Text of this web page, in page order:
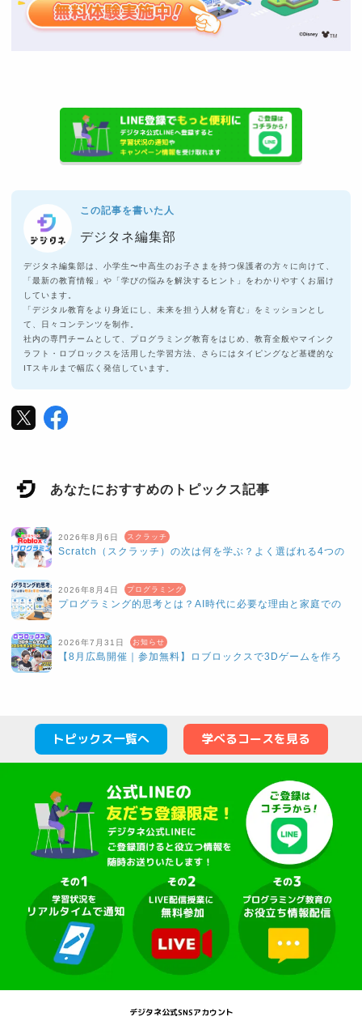
この記事を書いた人
デジタネ編集部
デジタネ編集部は、小学生〜中高生のお子さまを持つ保護者の方々に向けて、
「最新の教育情報」や「学びの悩みを解決するヒント」をわかりやすくお届け
しています。
「デジタル教育をより身近にし、未来を担う人材を育む」をミッションとし
て、日々コンテンツを制作。
社内の専門チームとして、プログラミング教育をはじめ、教育全般やマインク
ラフト・ロブロックスを活用した学習方法、さらにはタイピングなど基礎的な
ITスキルまで幅広く発信しています。
あなたにおすすめのトピックス記事
2026年8月6日 スクラッチ
Scratch（スクラッチ）の次は何を学ぶ？よく選ばれる4つの
2026年8月4日 プログラミング
プログラミング的思考とは？AI時代に必要な理由と家庭での
2026年7月31日 お知らせ
【8月広島開催｜参加無料】ロブロックスで3Dゲームを作ろ
トピックス一覧へ 学べるコースを見る
デジタネ公式SNSアカウント